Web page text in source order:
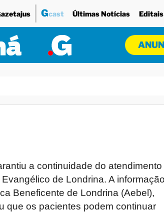
Gcast Últimas Notícias Editais
a continuidade do atendimento
de Londrina. A informação
Beneficente de Londrina (Aebel),
que os pacientes podem continuar